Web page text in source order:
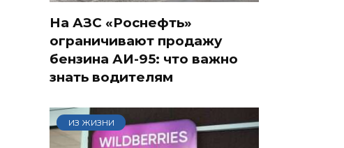
На АЗС «Роснефть»
ограничивают продажу
бензина АИ-95: что важно
знать водителям
ИЗ ЖИЗНИ